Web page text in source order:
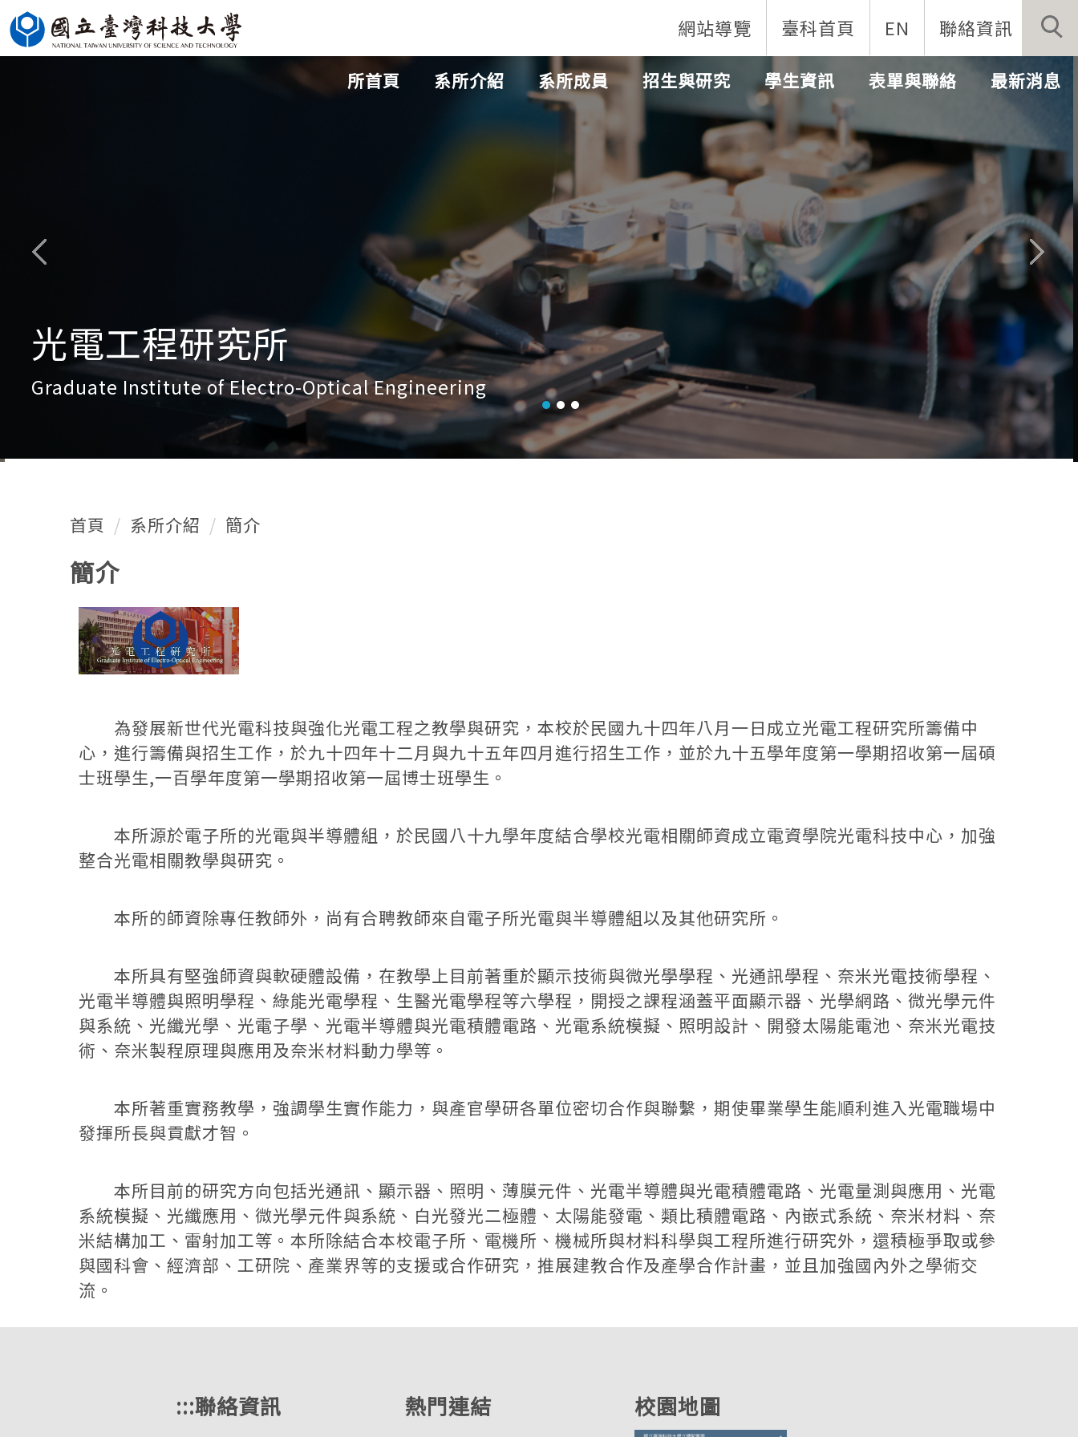
跳
到
網站導覽 臺科首頁 EN 聯絡資訊
所首頁 系所介紹 系所成員 招生與研究 學生資訊 表單與聯絡 最新消息
光電工程研究所
Graduate Institute of Electro-Optical Engineering
首頁 系所介紹 簡介
簡介
為發展新世代光電科技與強化光電工程之教學與研究，本校於民國九十四年八月一日成立光電工程研究所籌備中
心，進行籌備與招生工作，於九十四年十二月與九十五年四月進行招生工作，並於九十五學年度第一學期招收第一屆碩
士班學生,一百學年度第一學期招收第一屆博士班學生。
本所源於電子所的光電與半導體組，於民國八十九學年度結合學校光電相關師資成立電資學院光電科技中心，加強
整合光電相關教學與研究。
本所的師資除專任教師外，尚有合聘教師來自電子所光電與半導體組以及其他研究所。
本所具有堅強師資與軟硬體設備，在教學上目前著重於顯示技術與微光學學程、光通訊學程、奈米光電技術學程、
光電半導體與照明學程、綠能光電學程、生醫光電學程等六學程，開授之課程涵蓋平面顯示器、光學網路、微光學元件
與系統、光纖光學、光電子學、光電半導體與光電積體電路、光電系統模擬、照明設計、開發太陽能電池、奈米光電技
術、奈米製程原理與應用及奈米材料動力學等。
本所著重實務教學，強調學生實作能力，與產官學研各單位密切合作與聯繫，期使畢業學生能順利進入光電職場中
發揮所長與貢獻才智。
本所目前的研究方向包括光通訊、顯示器、照明、薄膜元件、光電半導體與光電積體電路、光電量測與應用、光電
系統模擬、光纖應用、微光學元件與系統、白光發光二極體、太陽能發電、類比積體電路、內嵌式系統、奈米材料、奈
米結構加工、雷射加工等。本所除結合本校電子所、電機所、機械所與材料科學與工程所進行研究外，還積極爭取或參
與國科會、經濟部、工研院、產業界等的支援或合作研究，推展建教合作及產學合作計畫，並且加強國內外之學術交
流。
:::聯絡資訊 熱門連結 校園地圖